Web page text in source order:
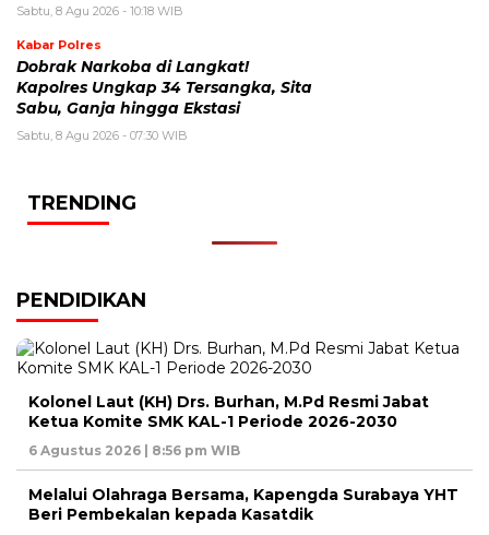
Sabtu, 8 Agu 2026 - 10:18 WIB
Kabar Polres
Dobrak Narkoba di Langkat!
Kapolres Ungkap 34 Tersangka, Sita
Sabu, Ganja hingga Ekstasi
Sabtu, 8 Agu 2026 - 07:30 WIB
TRENDING
PENDIDIKAN
Kolonel Laut (KH) Drs. Burhan, M.Pd Resmi Jabat
Ketua Komite SMK KAL-1 Periode 2026-2030
6 Agustus 2026 | 8:56 pm WIB
Melalui Olahraga Bersama, Kapengda Surabaya YHT
Beri Pembekalan kepada Kasatdik